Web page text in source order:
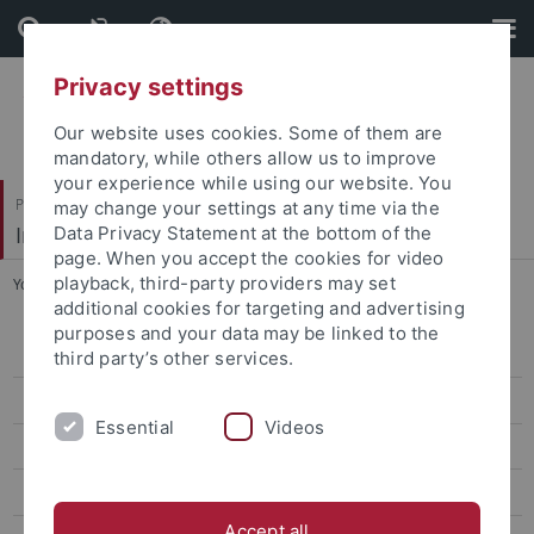
Skip
to
content
Skip
to
footer
Philosophische Fakultät
Institut für Medienwissenschaft
You are here: Startseite ... Hans Bausch Mediapreis
Tübinger Mediendozentur
Hans Bausch Mediapreis
Privacy settings
Our website uses cookies. Some of them are
mandatory, while others allow us to improve
your experience while using our website. You
may change your settings at any time via the
Data Privacy Statement at the bottom of the
page. When you accept the cookies for video
playback, third-party providers may set
additional cookies for targeting and advertising
purposes and your data may be linked to the
third party’s other services.
Essential Videos